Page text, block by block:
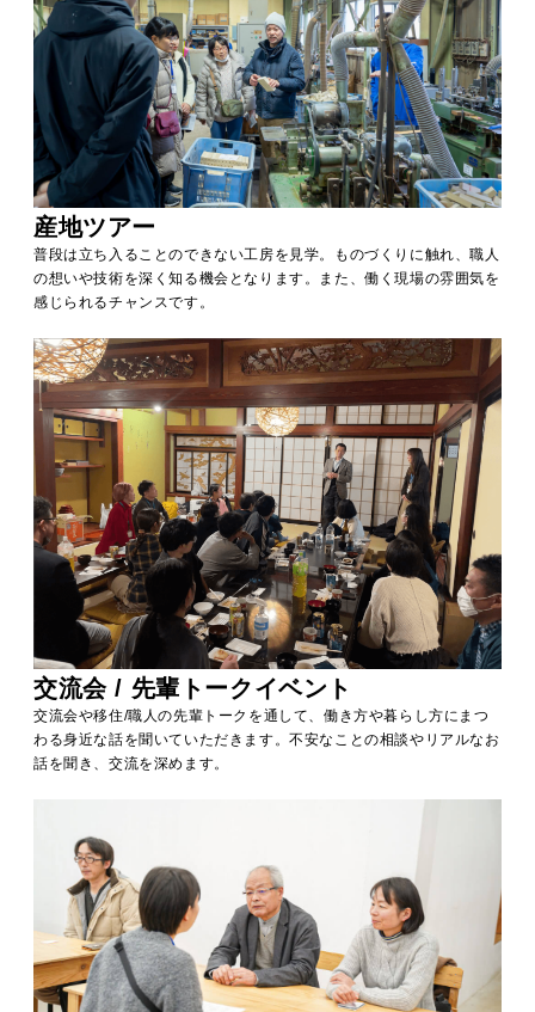
産地ツアー
普段は立ち入ることのできない工房を見学。ものづくりに触れ、職人
の想いや技術を深く知る機会となります。また、働く現場の雰囲気を
感じられるチャンスです。
交流会 / 先輩トークイベント
交流会や移住/職人の先輩トークを通して、働き方や暮らし方にまつ
わる身近な話を聞いていただきます。不安なことの相談やリアルなお
話を聞き、交流を深めます。